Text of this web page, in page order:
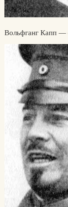
Вольфганг Капп —